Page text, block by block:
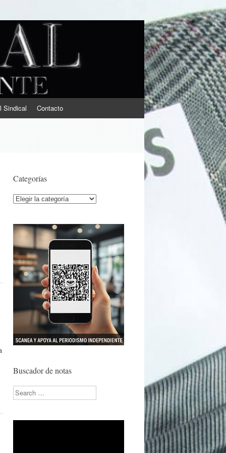
Sindical Contacto
Categorías
Categorías
Buscador de notas
Search